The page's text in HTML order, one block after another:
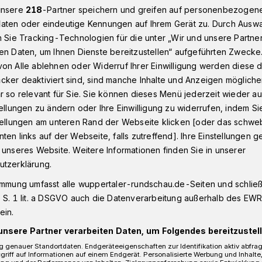
Hubschraubereinsatz in Wuppertal-Beyenburg
nach
hat sich am Samstag (17. Juli
verletzt. Die 20-jährige
Uhr in einer Rechtskurve aus
Gegenfahrbahn und kollidierte dort mit
Wuppertalerin.
218-Partner speichern und greifen auf
oder eindeutige Kennungen auf Ihrem Gerät zu. Durch
Sie Tracking-Technologien für die unter „Wir und unsere
Daten, um Ihnen Dienste bereitzustellen“ aufgeführten
Alle ablehnen oder Widerruf Ihrer Einwilligung werden diese
deaktiviert sind, sind manche Inhalte und Anzeigen
so relevant für Sie. Sie können dieses Menü jederzeit wieder
zu ändern oder Ihre Einwilligung zu widerrufen, indem
am unteren Rand der Webseite klicken [oder das
links auf der Webseite, falls zutreffend]. Ihre Einstellungen
Website. Weitere Informationen finden Sie in unserer
umfasst alle wuppertaler-rundschau.de-Seiten und
1 lit. a DSGVO auch die Datenverarbeitung außerhalb des
Partner verarbeiten Daten, um Folgendes
genauer Standortdaten. Endgeräteeigenschaften zur Identifikation aktiv
auf Informationen auf einem Endgerät. Personalisierte Werbung und